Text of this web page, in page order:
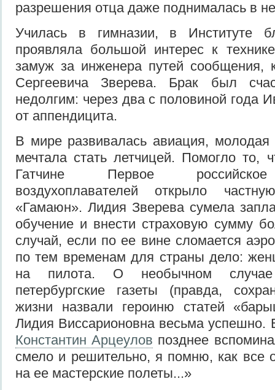
разрешения отца даже поднималась в
Училась в гимназии, в Институте
проявляла большой интерес к
замуж за инженера путей сообщения,
Сергеевича Зверева. Брак был
недолгим: через два с половиной года
от аппендицита.
В мире развивалась авиация, молодая
мечтала стать летчицей. Помогло то,
Гатчине Первое российское
воздухоплавателей открыло
«Гамаюн». Лидия Зверева сумела
обучение и внести страховую сумму
случай, если по ее вине сломается
по тем временам для страны дело:
на пилота. О необычном
петербургские газеты (правда,
жизни назвали героиню статей
Лидия Виссарионовна весьма успешно.
Константин Арцеулов позднее
смело и решительно, я помню, как все
на ее мастерские полеты...»